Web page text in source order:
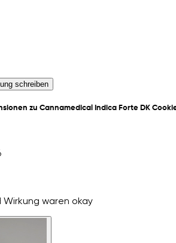
schreiben
zu Cannamedical Indica Forte DK
Wirkung waren okay